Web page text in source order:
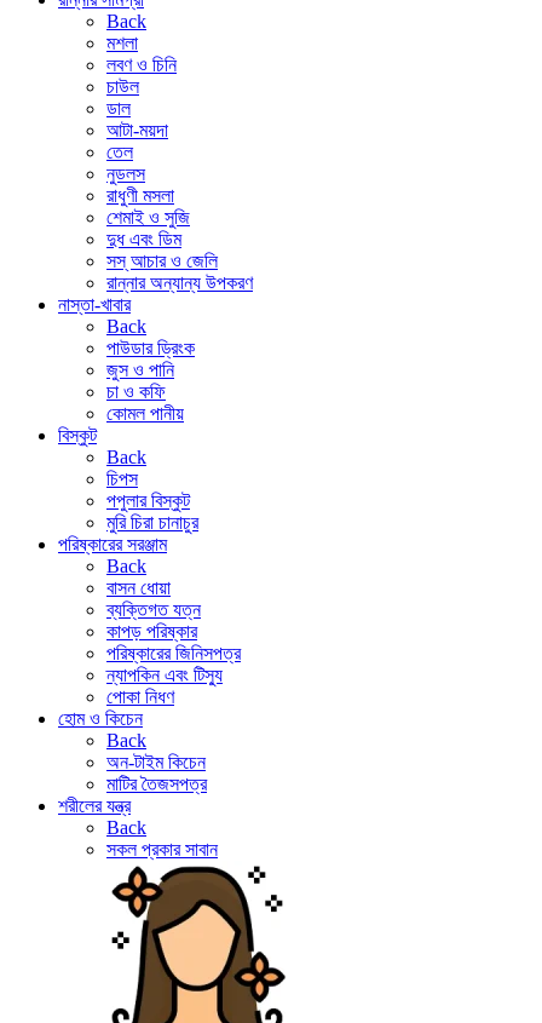
Back
মশলা
লবণ ও চিনি
চাউল
ডাল
আটা-ময়দা
তেল
নুডলস
রাধুণী মসলা
শেমাই ও সুজি
দুধ এবং ডিম
সস্ আচার ও জেলি
রান্নার অন্যান্য উপকরণ
নাস্তা-খাবার
Back
পাউডার ড্রিংক
জুস ও পানি
চা ও কফি
কোমল পানীয়
বিস্কুট
Back
চিপস
পপুলার বিস্কুট
মুরি চিরা চানাচুর
পরিষ্কারের সরঞ্জাম
Back
বাসন ধোয়া
ব্যক্তিগত যত্ন
কাপড় পরিষ্কার
পরিষ্কারের জিনিসপত্র
ন্যাপকিন এবং টিস্যু
পোকা নিধণ
হোম ও কিচেন
Back
অন-টাইম কিচেন
মাটির তৈজসপত্র
শরীলের যন্ত্র
Back
সকল প্রকার সাবান